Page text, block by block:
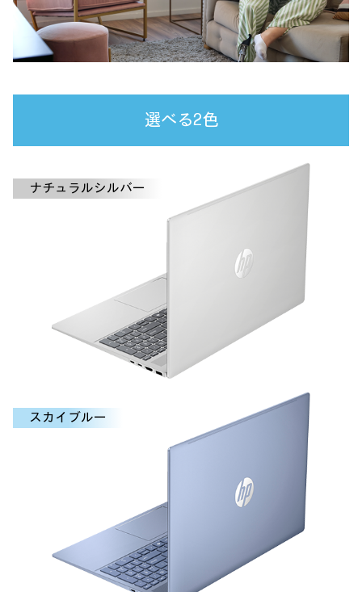
選べる2色
ナチュラルシルバー
スカイブルー